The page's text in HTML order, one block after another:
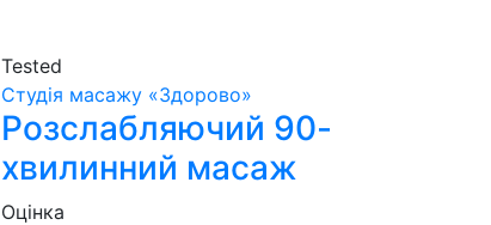
Tested
Студія масажу «‎‎Здорово»
Розслабляючий 90-
хвилинний масаж
Оцінка